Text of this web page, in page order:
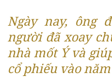
Ngày nay, ông
người đã xoay
nhà mốt Ý và
cổ phiếu vào